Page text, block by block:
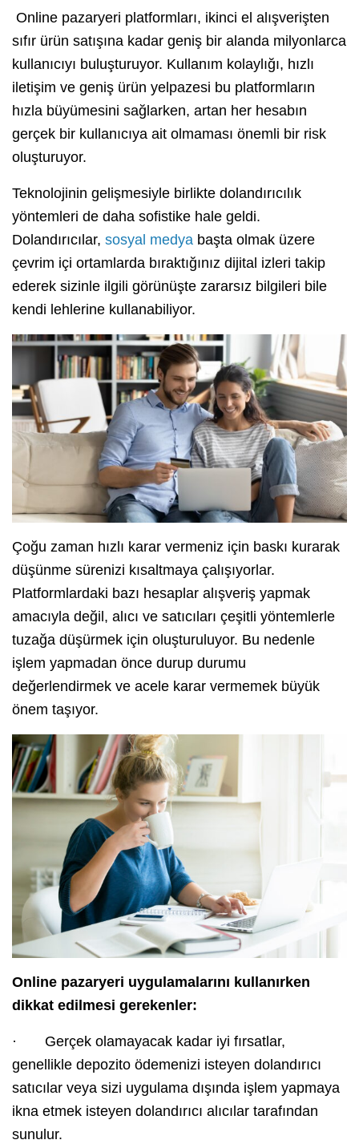
Online pazaryeri platformları, ikinci el alışverişten
sıfır ürün satışına kadar geniş bir alanda milyonlarca
kullanıcıyı buluşturuyor. Kullanım kolaylığı, hızlı
iletişim ve geniş ürün yelpazesi bu platformların
hızla büyümesini sağlarken, artan her hesabın
gerçek bir kullanıcıya ait olmaması önemli bir risk
oluşturuyor.
Teknolojinin gelişmesiyle birlikte dolandırıcılık
yöntemleri de daha sofistike hale geldi.
Dolandırıcılar, sosyal medya başta olmak üzere
çevrim içi ortamlarda bıraktığınız dijital izleri takip
ederek sizinle ilgili görünüşte zararsız bilgileri bile
kendi lehlerine kullanabiliyor.
Çoğu zaman hızlı karar vermeniz için baskı kurarak
düşünme sürenizi kısaltmaya çalışıyorlar.
Platformlardaki bazı hesaplar alışveriş yapmak
amacıyla değil, alıcı ve satıcıları çeşitli yöntemlerle
tuzağa düşürmek için oluşturuluyor. Bu nedenle
işlem yapmadan önce durup durumu
değerlendirmek ve acele karar vermemek büyük
önem taşıyor.
Online pazaryeri uygulamalarını kullanırken
dikkat edilmesi gerekenler:
· Gerçek olamayacak kadar iyi fırsatlar,
genellikle depozito ödemenizi isteyen dolandırıcı
satıcılar veya sizi uygulama dışında işlem yapmaya
ikna etmek isteyen dolandırıcı alıcılar tarafından
sunulur.